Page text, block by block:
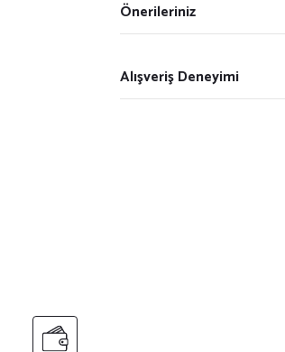
Önerileriniz
Alışveriş Deneyimi